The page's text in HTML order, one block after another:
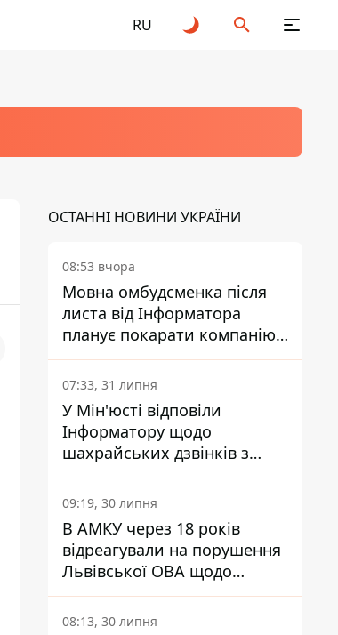
RU
ОСТАННІ НОВИНИ УКРАЇНИ
08:53 вчора
Мовна омбудсменка після
листа від Інформатора
планує покарати компанію-
підрядника ПриватБанку
07:33, 31 липня
У Мін'юсті відповіли
Інформатору щодо
шахрайських дзвінків з
камери Сумського СІЗО так,
що ніхто нічого не зрозумів
09:19, 30 липня
В АМКУ через 18 років
відреагували на порушення
Львівської ОВА щодо
харчування у закладах
освіти
08:13, 30 липня